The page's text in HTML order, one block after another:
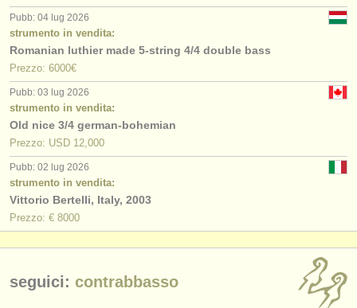
Pubb: 04 lug 2026
strumento in vendita:
Romanian luthier made 5-string 4/4 double bass
Prezzo: 6000€
Pubb: 03 lug 2026
strumento in vendita:
Old nice 3/4 german-bohemian
Prezzo: USD 12,000
Pubb: 02 lug 2026
strumento in vendita:
Vittorio Bertelli, Italy, 2003
Prezzo: € 8000
seguici: contrabbasso